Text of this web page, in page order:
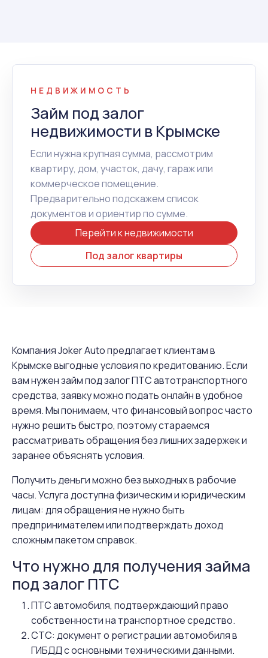
НЕДВИЖИМОСТЬ
Займ под залог
недвижимости в Крымске
Если нужна крупная сумма, рассмотрим
квартиру, дом, участок, дачу, гараж или
коммерческое помещение.
Предварительно подскажем список
документов и ориентир по сумме.
Перейти к недвижимости
Под залог квартиры
Компания Joker Auto предлагает клиентам в
Крымске выгодные условия по кредитованию. Если
вам нужен займ под залог ПТС автотранспортного
средства, заявку можно подать онлайн в удобное
время. Мы понимаем, что финансовый вопрос часто
нужно решить быстро, поэтому стараемся
рассматривать обращения без лишних задержек и
заранее объяснять условия.
Получить деньги можно без выходных в рабочие
часы. Услуга доступна физическим и юридическим
лицам: для обращения не нужно быть
предпринимателем или подтверждать доход
сложным пакетом справок.
Что нужно для получения займа
под залог ПТС
ПТС автомобиля, подтверждающий право
собственности на транспортное средство.
СТС: документ о регистрации автомобиля в
ГИБДД с основными техническими данными.